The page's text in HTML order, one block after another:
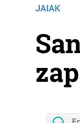
JAIAK